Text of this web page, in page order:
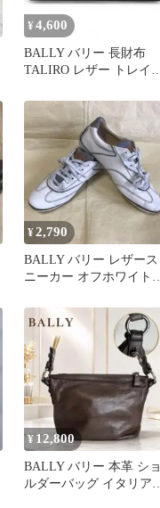
¥ 4,600
BALLY バリー 長財布
TALIRO レザー トレイン
¥2,790
BALLY バリー レザース
ニーカー オフホワイトク
¥ 12,800
BALLY バリー 本革 ショ
ルダーバッグ イタリア製